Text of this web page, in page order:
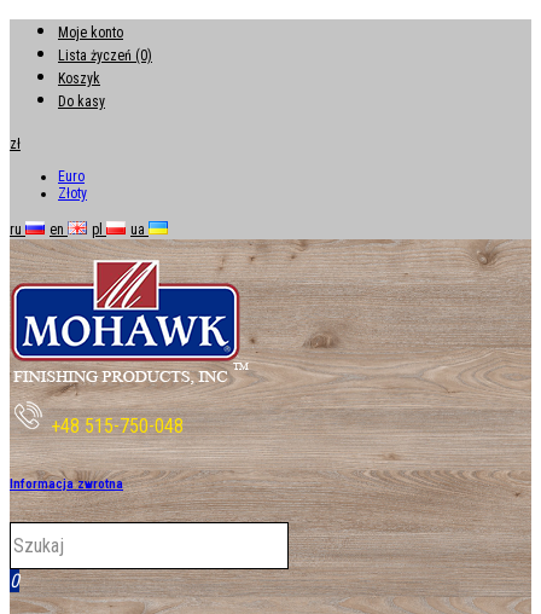
Moje konto
Lista życzeń (0)
Koszyk
Do kasy
zł
Euro
Złoty
ru en pl ua
+48 515-750-048
Informacja zwrotna
0